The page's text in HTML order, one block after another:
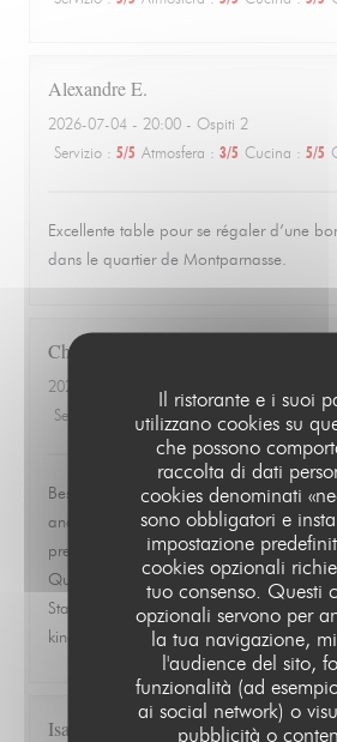
Il ristorante e i suoi
utilizzano cookies su
che possono
raccolta di dati
cookies denominati
sono obbligatori e
impostazione
cookies opzionali
tuo consenso. Questi
opzionali servono per
la tua navigazione,
l'audience del sito,
funzionalità (ad
ai social network) o
pubblicità o
AlexandreE
2026-07-04 - 20:00 - Ospiti 2
Servizio : 5/5 Atmosfera : 3/5 Cucina : 5/5
Excellente table pour se régaler d’une
dans le quartier de Montparnasse.
Christopher
2026-06-19
Servizio
Atmosfera Cucina /5
Best meal we had in Paris. Ordered the
and the quenelle de brochet and both
precise, and full of flavor without trying to
Quiet, quaint room that feels tucked away
Staff was warm, attentive, and never
kind of place you remember and go
Isabelle